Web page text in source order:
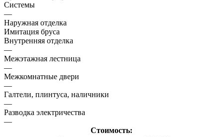
Системы
—
Наружная отделка
Имитация бруса
Внутренняя отделка
—
Межэтажная лестница
—
Межкомнатные двери
—
Галтели, плинтуса, наличники
—
Разводка электричества
—
Стоимость: